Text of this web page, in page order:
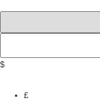
$
£